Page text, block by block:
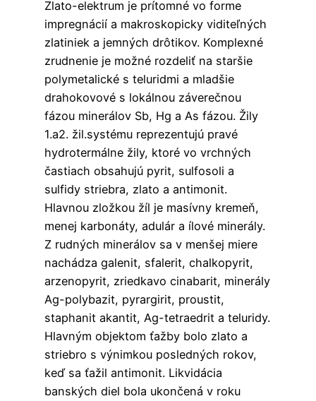
Zlato-elektrum je prítomné vo forme
impregnácií a makroskopicky viditeľných
zlatiniek a jemných drôtikov. Komplexné
zrudnenie je možné rozdeliť na staršie
polymetalické s teluridmi a mladšie
drahokovové s lokálnou záverečnou
fázou minerálov Sb, Hg a As fázou. Žily
1.a2. žil.systému reprezentujú pravé
hydrotermálne žily, ktoré vo vrchných
častiach obsahujú pyrit, sulfosoli a
sulfidy striebra, zlato a antimonit.
Hlavnou zložkou žíl je masívny kremeň,
menej karbonáty, adulár a ílové minerály.
Z rudných minerálov sa v menšej miere
nachádza galenit, sfalerit, chalkopyrit,
arzenopyrit, zriedkavo cinabarit, minerály
Ag-polybazit, pyrargirit, proustit,
staphanit akantit, Ag-tetraedrit a teluridy.
Hlavným objektom ťažby bolo zlato a
striebro s výnimkou posledných rokov,
keď sa ťažil antimonit. Likvidácia
banských diel bola ukončená v roku